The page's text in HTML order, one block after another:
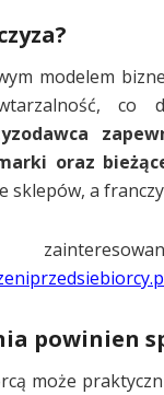
modelem
oraz
sklepów, a
powinien
może